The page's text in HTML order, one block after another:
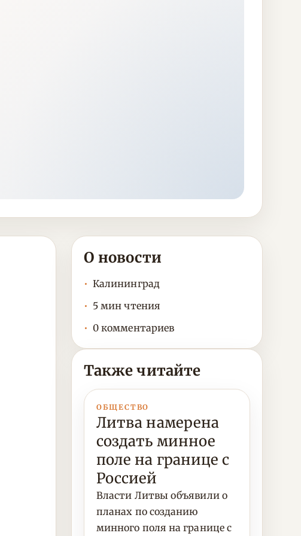
О новости
Калининград
5 мин чтения
0 комментариев
Также читайте
ОБЩЕСТВО
Литва намерена
создать минное
поле на границе с
Россией
Власти Литвы объявили о
планах по созданию
минного поля на границе с